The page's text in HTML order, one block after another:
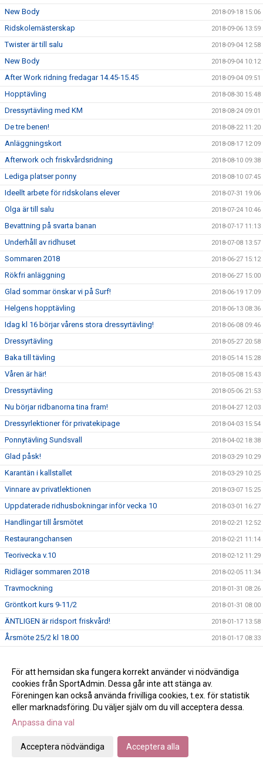
New Body 2018-09-18 15:06
Ridskolemästerskap 2018-09-06 13:59
Twister är till salu 2018-09-04 12:58
New Body 2018-09-04 10:12
After Work ridning fredagar 14.45-15.45 2018-09-04 09:51
Hopptävling 2018-08-30 15:48
Dressyrtävling med KM 2018-08-24 09:01
De tre benen! 2018-08-22 11:20
Anläggningskort 2018-08-17 12:09
Afterwork och friskvårdsridning 2018-08-10 09:38
Lediga platser ponny 2018-08-10 07:45
Ideellt arbete för ridskolans elever 2018-07-31 19:06
Olga är till salu 2018-07-24 10:46
Bevattning på svarta banan 2018-07-17 11:13
Underhåll av ridhuset 2018-07-08 13:57
Sommaren 2018 2018-06-27 15:12
Rökfri anläggning 2018-06-27 15:00
Glad sommar önskar vi på Surf! 2018-06-19 17:09
Helgens hopptävling 2018-06-13 08:36
Idag kl 16 börjar vårens stora dressyrtävling! 2018-06-08 09:46
Dressyrtävling 2018-05-27 20:58
Baka till tävling 2018-05-14 15:28
Våren är här! 2018-05-08 15:43
Dressyrtävling 2018-05-06 21:53
Nu börjar ridbanorna tina fram! 2018-04-27 12:03
Dressyrlektioner för privatekipage 2018-04-03 15:54
Ponnytävling Sundsvall 2018-04-02 18:38
Glad påsk! 2018-03-29 10:29
Karantän i kallstallet 2018-03-29 10:25
Vinnare av privatlektionen 2018-03-07 15:25
Uppdaterade ridhusbokningar inför vecka 10 2018-03-01 16:27
Handlingar till årsmötet 2018-02-21 12:52
Restaurangchansen 2018-02-21 11:14
Teorivecka v.10 2018-02-12 11:29
Ridläger sommaren 2018 2018-02-05 11:34
Travmockning 2018-01-31 08:26
Gröntkort kurs 9-11/2 2018-01-31 08:00
ÄNTLIGEN är ridsport friskvård! 2018-01-17 13:58
Årsmöte 25/2 kl 18.00 2018-01-17 08:33
Vita ridbanan är skottad 2018-01-09 15:23
God jul! 2017-12-22 12:34
Klubbkläderna har kommit! 2017-12-21 16:27
Att lösa anläggningskort 2018
För att hemsidan ska fungera korrekt använder vi nödvändiga
cookies från SportAdmin. Dessa går inte att stänga av.
Föreningen kan också använda frivilliga cookies, t.ex. för statistik
eller marknadsföring. Du väljer själv om du vill acceptera dessa.
Anpassa dina val
Acceptera nödvändiga Acceptera alla